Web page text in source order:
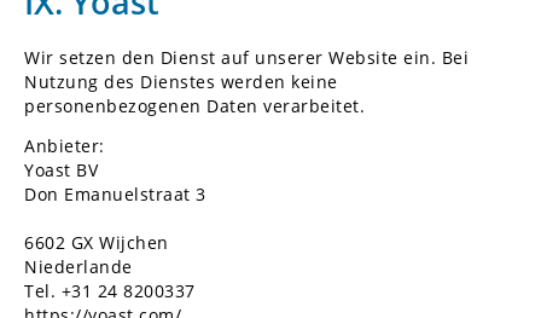
Wir setzen den Dienst auf unserer Website ein. Bei
Nutzung des Dienstes werden keine
personenbezogenen Daten verarbeitet.
Anbieter:
Yoast BV
Don Emanuelstraat 3
6602 GX Wijchen
Niederlande
Tel. +31 24 8200337